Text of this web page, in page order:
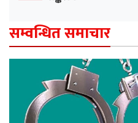
सम्वन्धित समाचार